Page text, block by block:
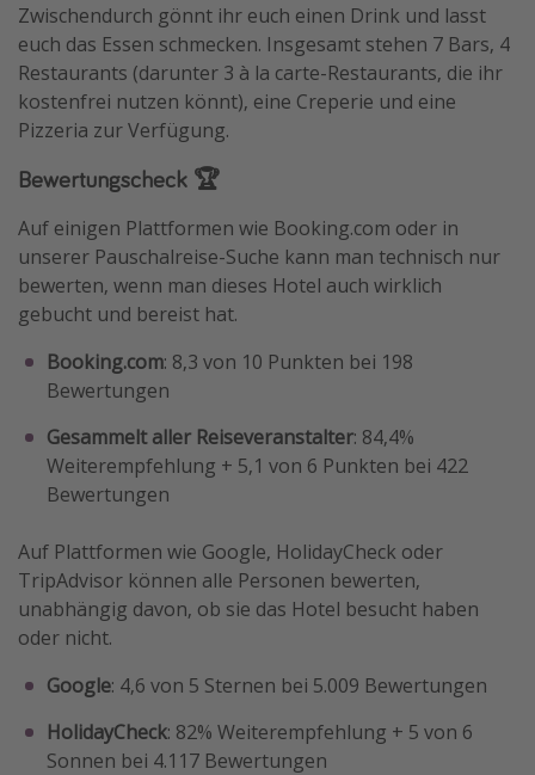
Zwischendurch gönnt ihr euch einen Drink und lasst
euch das Essen schmecken. Insgesamt stehen 7 Bars, 4
Restaurants (darunter 3 à la carte-Restaurants, die ihr
kostenfrei nutzen könnt), eine Creperie und eine
Pizzeria zur Verfügung.
Bewertungscheck 🏆
Auf einigen Plattformen wie Booking.com oder in
unserer Pauschalreise-Suche kann man technisch nur
bewerten, wenn man dieses Hotel auch wirklich
gebucht und bereist hat.
Booking.com: 8,3 von 10 Punkten bei 198
Bewertungen
Gesammelt aller Reiseveranstalter: 84,4%
Weiterempfehlung + 5,1 von 6 Punkten bei 422
Bewertungen
Auf Plattformen wie Google, HolidayCheck oder
TripAdvisor können alle Personen bewerten,
unabhängig davon, ob sie das Hotel besucht haben
oder nicht.
Google: 4,6 von 5 Sternen bei 5.009 Bewertungen
HolidayCheck: 82% Weiterempfehlung + 5 von 6
Sonnen bei 4.117 Bewertungen